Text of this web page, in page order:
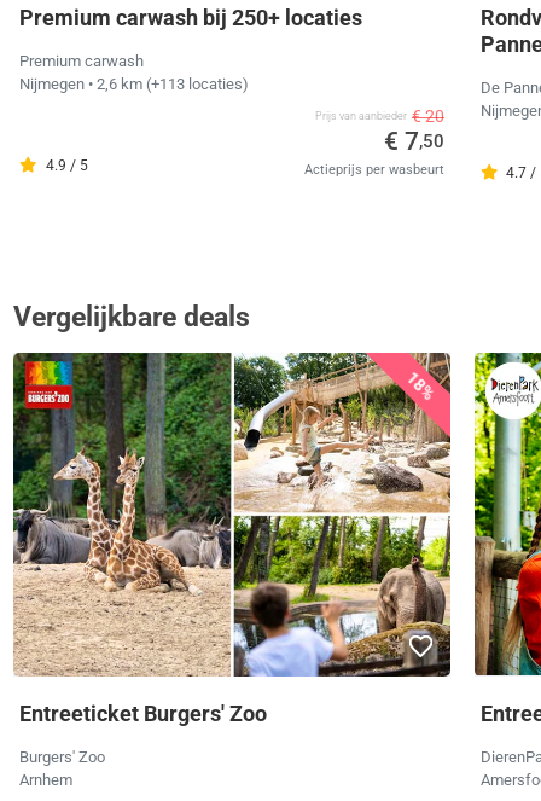
Premium carwash bij 250+ locaties
Premium carwash
Nijmegen • 2,6 km (+113 locaties)
4.9 / 5
Prijs van aanbieder € 20
€ 7,50
Actieprijs per wasbeurt
De
4.7 /
Vergelijkbare deals
18%
Entreeticket Burgers' Zoo
Burgers' Zoo
Arnhem